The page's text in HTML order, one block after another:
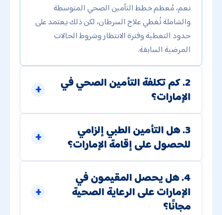
نعم، مُعظم خطط التأمين الصحي المتوسطة
والشاملة تُغطي علاج السرطان، لكن ذلك يعتمد على
حدود التغطية وفترة الانتظار وشروط الحالات
المرضية السابقة.
2. كم تكلفة التأمين الصحي في
الإمارات؟
3. هل التأمين الطبي إلزامي
للحصول على إقامة الإمارات؟
4. هل يحصل المقيمون في
الإمارات على الرعاية الصحية
مجانًا؟